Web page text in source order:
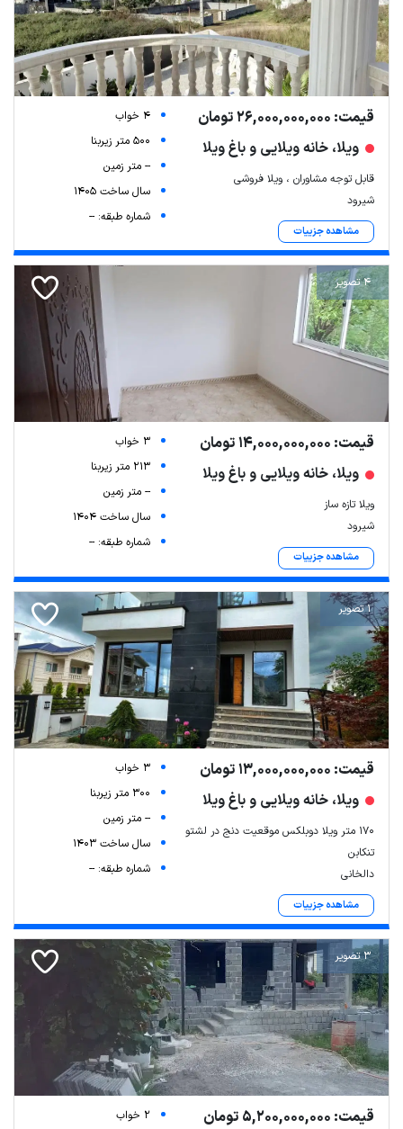
قیمت: 26,000,000,000 تومان
ویلا، خانه ویلایی و باغ ویلا
قابل توجه مشاوران ، ویلا فروشی
شیرود
مشاهده جزییات
4 خواب
500 متر زیربنا
-- متر زمین
سال ساخت 1405
شماره طبقه: --
4 تصویر
قیمت: 14,000,000,000 تومان
ویلا، خانه ویلایی و باغ ویلا
ویلا تازه ساز
شیرود
مشاهده جزییات
3 خواب
213 متر زیربنا
-- متر زمین
سال ساخت 1404
شماره طبقه: --
1 تصویر
قیمت: 13,000,000,000 تومان
ویلا، خانه ویلایی و باغ ویلا
۱۷۰ متر ویلا دوبلکس موقعیت دنج در لشتو
تنکابن
دالخانی
مشاهده جزییات
3 خواب
300 متر زیربنا
-- متر زمین
سال ساخت 1403
شماره طبقه: --
3 تصویر
قیمت: 5,200,000,000 تومان
2 خواب